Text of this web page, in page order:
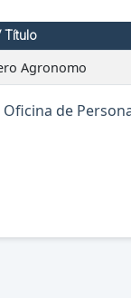
Título
Agronomo
Oficina de